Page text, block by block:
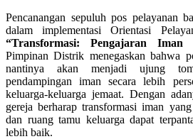
Pencanangan sepuluh pos pelayanan
dalam implementasi Orientasi
“Transformasi: Pengajaran
Pimpinan Distrik menegaskan bahwa
nantinya akan menjadi ujung
pendampingan iman secara lebih
keluarga-keluarga jemaat. Dengan
gereja berharap transformasi iman
dan ruang tamu keluarga dapat
lebih baik.